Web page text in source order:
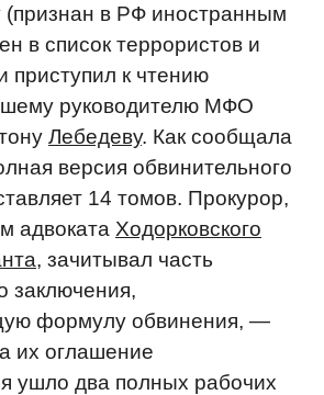
(признан в РФ иностранным
в список террористов и
приступил к чтению
руководителю МФО
Лебедеву. Как сообщала
версия обвинительного
14 томов. Прокурор,
адвоката Ходорковского
, зачитывал часть
заключения,
формулу обвинения, —
их оглашение
ушло два полных рабочих